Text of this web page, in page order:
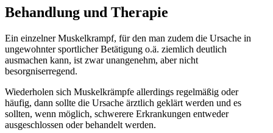
Behandlung und Therapie
Ein einzelner Muskelkrampf, für den man zudem die Ursache in
ungewohnter sportlicher Betätigung o.ä. ziemlich deutlich
ausmachen kann, ist zwar unangenehm, aber nicht
besorgniserregend.
Wiederholen sich Muskelkrämpfe allerdings regelmäßig oder
häufig, dann sollte die Ursache ärztlich geklärt werden und es
sollten, wenn möglich, schwerere Erkrankungen entweder
ausgeschlossen oder behandelt werden.